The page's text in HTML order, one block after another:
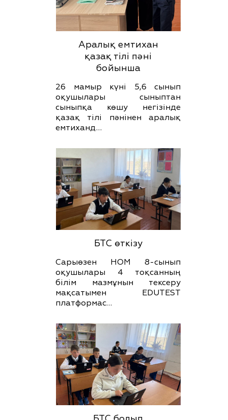
Аралық емтихан
қазақ тілі пәні
бойынша
26 мамыр күні 5,6 сынып
оқушылары сыныптан
сыныпқа көшу негізінде
қазақ тілі пәнінен аралық
емтиханд…
БТС өткізу
Сарыөзен НОМ 8-сынып
оқушылары 4 тоқсанның
білім мазмұнын тексеру
мақсатымен EDUTEST
платформас…